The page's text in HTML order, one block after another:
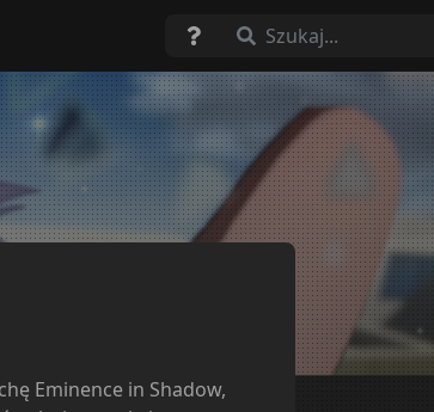
Szukaj...
Eminence in Shadow,